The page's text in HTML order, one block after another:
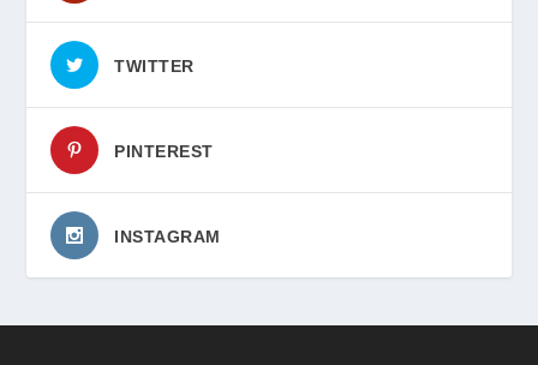
TWITTER
PINTEREST
INSTAGRAM